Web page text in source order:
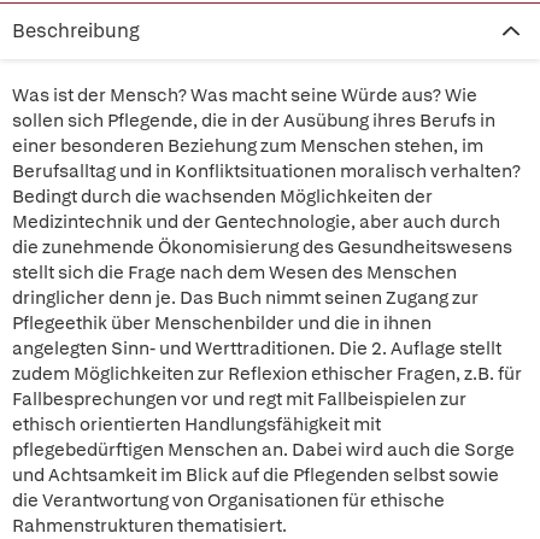
Beschreibung
Was ist der Mensch? Was macht seine Würde aus? Wie
sollen sich Pflegende, die in der Ausübung ihres Berufs in
einer besonderen Beziehung zum Menschen stehen, im
Berufsalltag und in Konfliktsituationen moralisch verhalten?
Bedingt durch die wachsenden Möglichkeiten der
Medizintechnik und der Gentechnologie, aber auch durch
die zunehmende Ökonomisierung des Gesundheitswesens
stellt sich die Frage nach dem Wesen des Menschen
dringlicher denn je. Das Buch nimmt seinen Zugang zur
Pflegeethik über Menschenbilder und die in ihnen
angelegten Sinn- und Werttraditionen. Die 2. Auflage stellt
zudem Möglichkeiten zur Reflexion ethischer Fragen, z.B. für
Fallbesprechungen vor und regt mit Fallbeispielen zur
ethisch orientierten Handlungsfähigkeit mit
pflegebedürftigen Menschen an. Dabei wird auch die Sorge
und Achtsamkeit im Blick auf die Pflegenden selbst sowie
die Verantwortung von Organisationen für ethische
Rahmenstrukturen thematisiert.